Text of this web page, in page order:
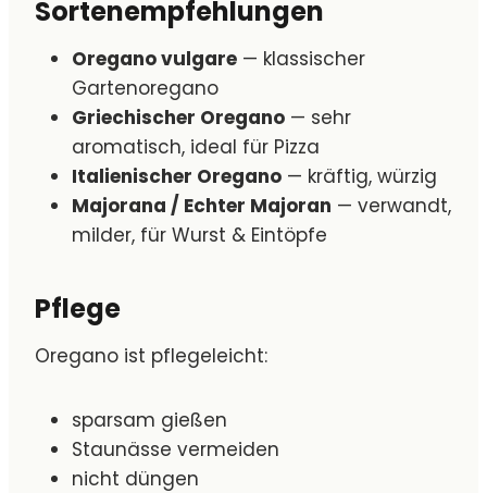
Sortenempfehlungen
Oregano vulgare — klassischer
Gartenoregano
Griechischer Oregano — sehr
aromatisch, ideal für Pizza
Italienischer Oregano — kräftig, würzig
Majorana / Echter Majoran — verwandt,
milder, für Wurst & Eintöpfe
Pflege
Oregano ist pflegeleicht:
sparsam gießen
Staunässe vermeiden
nicht düngen